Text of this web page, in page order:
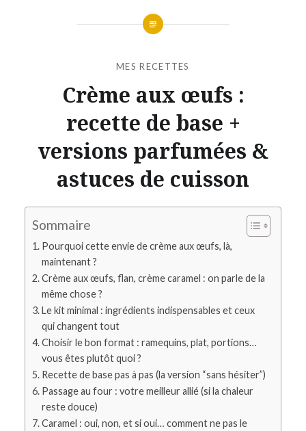
MES RECETTES
Crème aux œufs :
recette de base +
versions parfumées &
astuces de cuisson
Sommaire
Pourquoi cette envie de crème aux œufs, là,
maintenant ?
Crème aux œufs, flan, crème caramel : on parle de la
même chose ?
Le kit minimal : ingrédients indispensables et ceux
qui changent tout
Choisir le bon format : ramequins, plat, portions…
vous êtes plutôt quoi ?
Recette de base pas à pas (la version “sans hésiter”)
Passage au four : votre meilleur allié (si la chaleur
reste douce)
Caramel : oui, non, et si oui… comment ne pas le